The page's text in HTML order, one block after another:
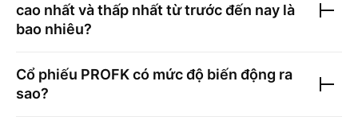
cao nhất và thấp nhất từ trước đến nay là
bao nhiêu?
Cổ phiếu PROFKcó mức độ biến động ra
sao?